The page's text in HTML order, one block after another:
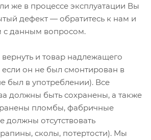
же в процессе эксплуатации Вы
дефект — обратитесь к нам и
данным вопросом.
и товар надлежащего
если он не был смонтирован в
был в употреблении). Все
должны быть сохранены, а также
пломбы, фабричные
должны отсутствовать
сколы, потертости). Мы